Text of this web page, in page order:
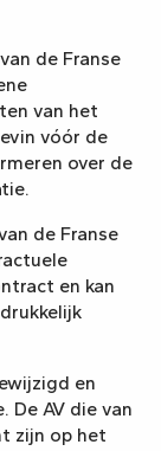
de Franse
van het
vóór de
over de
de Franse
en kan
en
De AV die van
zijn op het